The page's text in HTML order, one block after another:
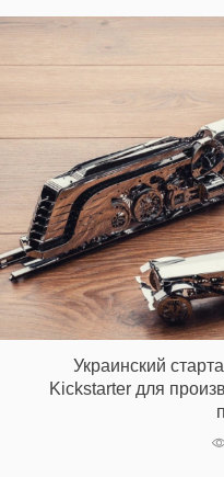
Украинский
Kickstarter для